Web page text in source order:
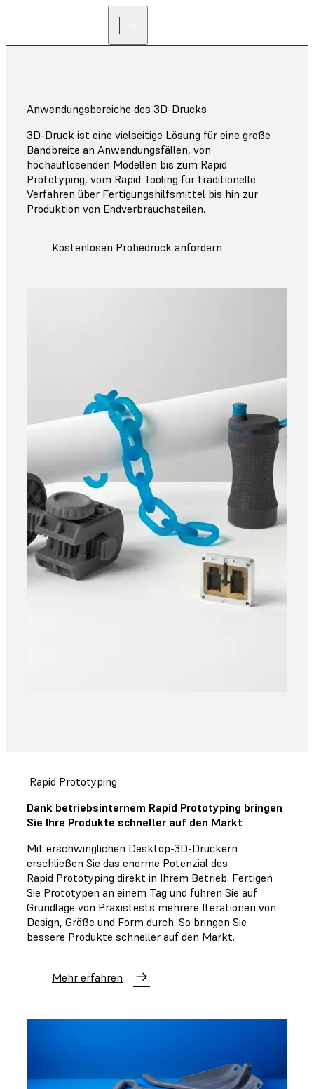
Anwendungsbereiche des 3D-Drucks
3D-Druck ist eine vielseitige Lösung für eine große
Bandbreite an Anwendungsfällen, von
hochauflösenden Modellen bis zum Rapid
Prototyping, vom Rapid Tooling für traditionelle
Verfahren über Fertigungshilfsmittel bis hin zur
Produktion von Endverbrauchsteilen.
Kostenlosen Probedruck anfordern
Rapid Prototyping
Dank betriebsinternem Rapid Prototyping bringen
Sie Ihre Produkte schneller auf den Markt
Mit erschwinglichen Desktop-3D-Druckern
erschließen Sie das enorme Potenzial des
Rapid Prototyping direkt in Ihrem Betrieb. Fertigen
Sie Prototypen an einem Tag und führen Sie auf
Grundlage von Praxistests mehrere Iterationen von
Design, Größe und Form durch. So bringen Sie
bessere Produkte schneller auf den Markt.
Mehr erfahren